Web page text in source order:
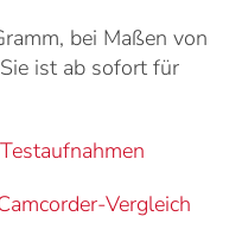
bei Maßen von
ist ab sofort für
Vergleich